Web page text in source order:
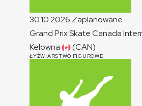
30.10.2026 Zaplanowane
Grand Prix Skate Canada
Kelowna
(CAN)
ŁYŻWIARSTWO FIGUROWE